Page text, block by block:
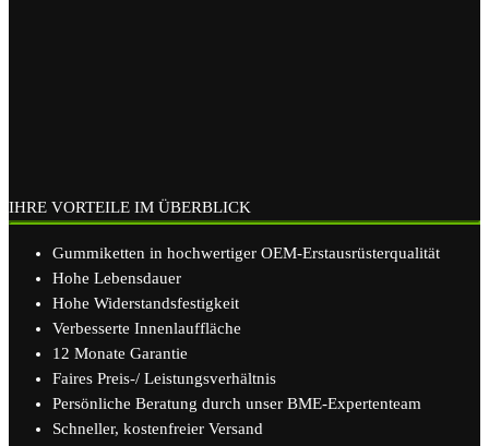
IHRE VORTEILE IM ÜBERBLICK
Gummiketten in hochwertiger OEM-Erstausrüsterqualität
Hohe Lebensdauer
Hohe Widerstandsfestigkeit
Verbesserte Innenlauffläche
12 Monate Garantie
Faires Preis-/ Leistungsverhältnis
Persönliche Beratung durch unser BME-Expertenteam
Schneller, kostenfreier Versand